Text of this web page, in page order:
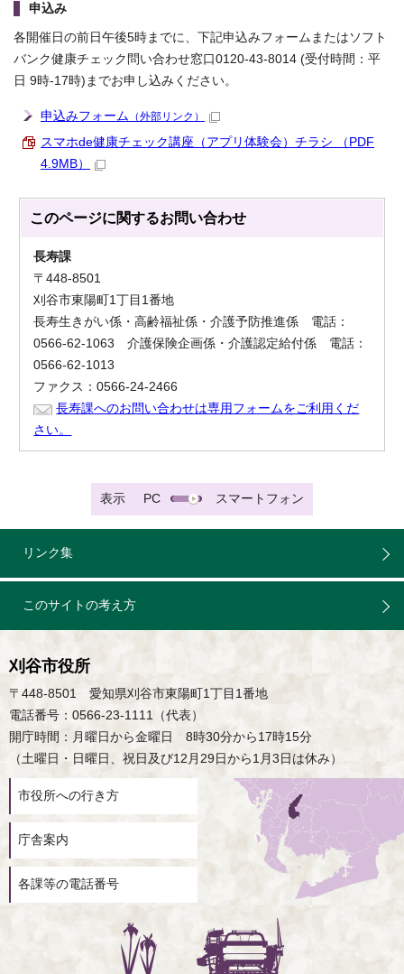
申込み
各開催日の前日午後5時までに、下記申込みフォームまたはソフト
バンク健康チェック問い合わせ窓口0120-43-8014 (受付時間：平
日 9時-17時)までお申し込みください。
申込みフォーム （外部リンク）
スマホde健康チェック講座（アプリ体験会）チラシ （PDF
4.9MB）
このページに関するお問い合わせ
長寿課
〒448-8501
刈谷市東陽町1丁目1番地
長寿生きがい係・高齢福祉係・介護予防推進係 電話：
0566-62-1063 介護保険企画係・介護認定給付係 電話：
0566-62-1013
ファクス：0566-24-2466
長寿課へのお問い合わせは専用フォームをご利用くだ
さい。
表示 PC スマートフォン
リンク集
このサイトの考え方
刈谷市役所
〒448-8501 愛知県刈谷市東陽町1丁目1番地
電話番号：0566-23-1111（代表）
開庁時間：月曜日から金曜日 8時30分から17時15分
（土曜日・日曜日、祝日及び12月29日から1月3日は休み）
市役所への行き方
庁舎案内
各課等の電話番号